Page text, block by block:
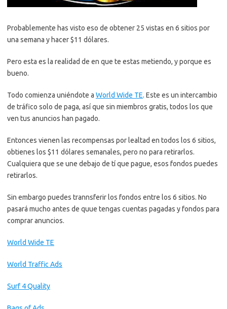
Probablemente has visto eso de obtener 25 vistas en 6 sitios por
una semana y hacer $11 dólares.
Pero esta es la realidad de en que te estas metiendo, y porque es
bueno.
Todo comienza uniéndote a World Wide TE. Este es un intercambio
de tráfico solo de paga, así que sin miembros gratis, todos los que
ven tus anuncios han pagado.
Entonces vienen las recompensas por lealtad en todos los 6 sitios,
obtienes los $11 dólares semanales, pero no para retirarlos.
Cualquiera que se une debajo de tí que pague, esos fondos puedes
retirarlos.
Sin embargo puedes trannsferir los fondos entre los 6 sitios. No
pasará mucho antes de quue tengas cuentas pagadas y fondos para
comprar anuncios.
World Wide TE
World Traffic Ads
Surf 4 Quality